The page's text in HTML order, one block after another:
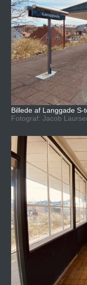
Billede af Langgade S-
Fotograf: Jacob